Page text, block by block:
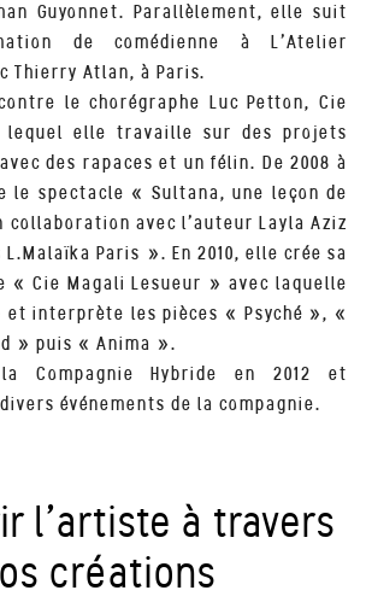
Guyonnet. Parallèlement, elle suit
de comédienne à L’Atelier
Thierry Atlan, à Paris.
le chorégraphe Luc Petton, Cie
lequel elle travaille sur des projets
des rapaces et un félin. De 2008 à
le spectacle « Sultana, une leçon de
collaboration avec l’auteur Layla Aziz
Paris ». En 2010, elle crée sa
« Cie Magali Lesueur » avec laquelle
et interprète les pièces « Psyché », «
» puis « Anima ».
Compagnie Hybride en 2012 et
événements de la compagnie.
l’artiste à travers
créations